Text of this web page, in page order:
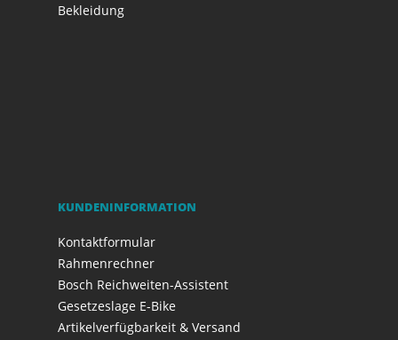
Bekleidung
KUNDENINFORMATION
Kontaktformular
Rahmenrechner
Bosch Reichweiten-Assistent
Gesetzeslage E-Bike
Artikelverfügbarkeit & Versand